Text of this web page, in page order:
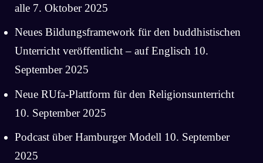
alle 7. Oktober 2025
Neues Bildungsframework für den buddhistischen
Unterricht veröffentlicht – auf Englisch 10.
September 2025
Neue RUfa-Plattform für den Religionsunterricht
10. September 2025
Podcast über Hamburger Modell 10. September
2025